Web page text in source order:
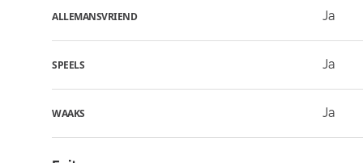
ALLEMANSVRIEND Ja
SPEELS Ja
WAAKS Ja